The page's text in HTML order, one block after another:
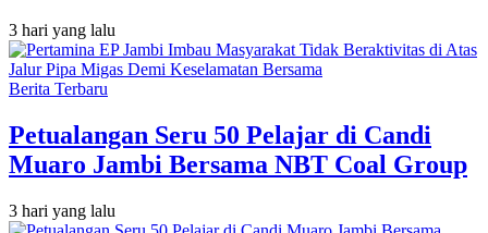
3 hari yang lalu
Berita Terbaru
Petualangan Seru 50 Pelajar di Candi
Muaro Jambi Bersama NBT Coal Group
3 hari yang lalu